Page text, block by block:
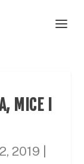
MICE I
2019